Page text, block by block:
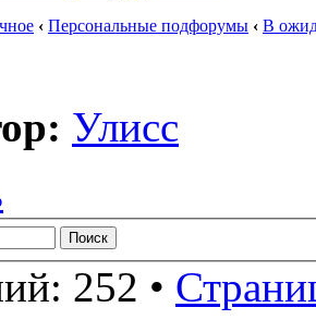
‹ Персональные подфорумы ‹ В
Улисс
252 •